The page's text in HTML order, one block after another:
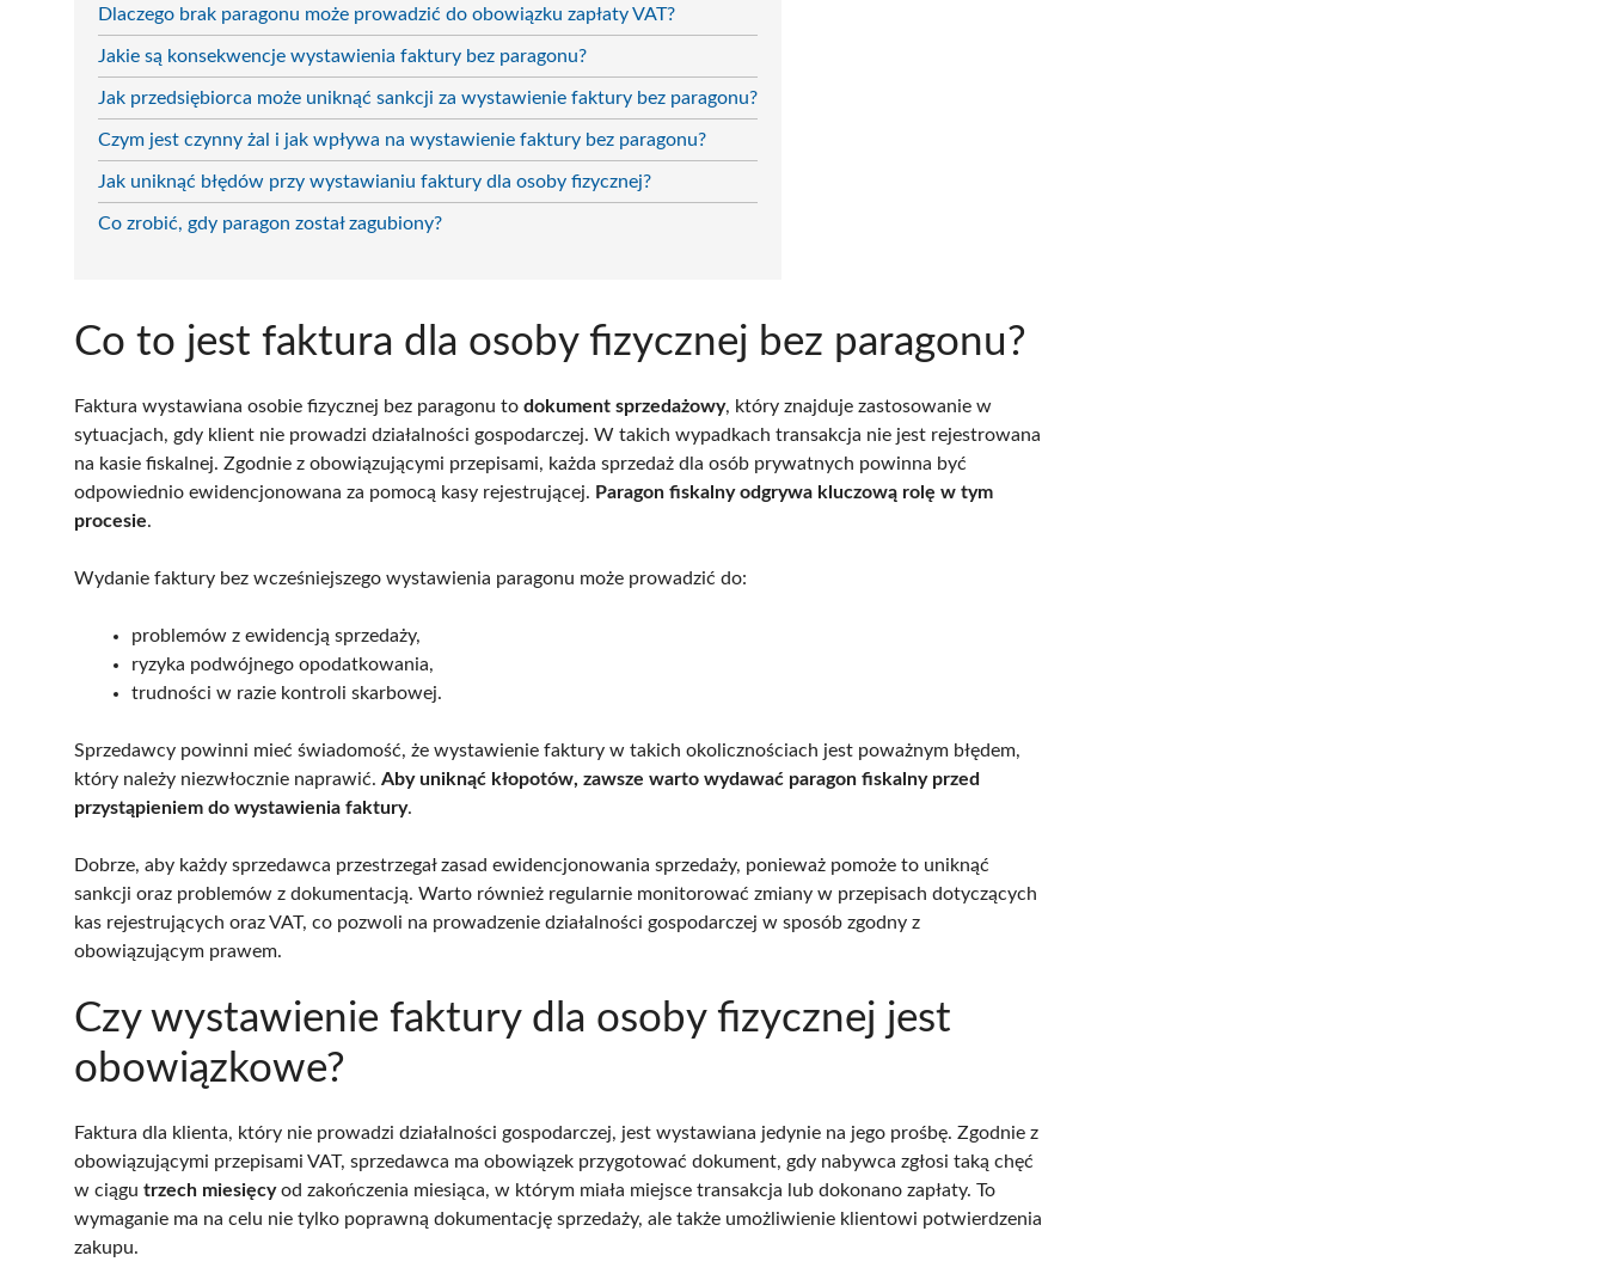
Dlaczego brak paragonu może prowadzić do obowiązku zapłaty VAT?
Jakie są konsekwencje wystawienia faktury bez paragonu?
Jak przedsiębiorca może uniknąć sankcji za wystawienie faktury bez paragonu?
Czym jest czynny żal i jak wpływa na wystawienie faktury bez paragonu?
Jak uniknąć błędów przy wystawianiu faktury dla osoby fizycznej?
Co zrobić, gdy paragon został zagubiony?
Co to jest faktura dla osoby fizycznej bez paragonu?
Faktura wystawiana osobie fizycznej bez paragonu to dokument sprzedażowy, który znajduje zastosowanie w
sytuacjach, gdy klient nie prowadzi działalności gospodarczej. W takich wypadkach transakcja nie jest rejestrowana
na kasie fiskalnej. Zgodnie z obowiązującymi przepisami, każda sprzedaż dla osób prywatnych powinna być
odpowiednio ewidencjonowana za pomocą kasy rejestrującej. Paragon fiskalny odgrywa kluczową rolę w tym
procesie.
Wydanie faktury bez wcześniejszego wystawienia paragonu może prowadzić do:
problemów z ewidencją sprzedaży,
ryzyka podwójnego opodatkowania,
trudności w razie kontroli skarbowej.
Sprzedawcy powinni mieć świadomość, że wystawienie faktury w takich okolicznościach jest poważnym błędem,
który należy niezwłocznie naprawić. Aby uniknąć kłopotów, zawsze warto wydawać paragon fiskalny przed
przystąpieniem do wystawienia faktury.
Dobrze, aby każdy sprzedawca przestrzegał zasad ewidencjonowania sprzedaży, ponieważ pomoże to uniknąć
sankcji oraz problemów z dokumentacją. Warto również regularnie monitorować zmiany w przepisach dotyczących
kas rejestrujących oraz VAT, co pozwoli na prowadzenie działalności gospodarczej w sposób zgodny z
obowiązującym prawem.
Czy wystawienie faktury dla osoby fizycznej jest
obowiązkowe?
Faktura dla klienta, który nie prowadzi działalności gospodarczej, jest wystawiana jedynie na jego prośbę. Zgodnie z
obowiązującymi przepisami VAT, sprzedawca ma obowiązek przygotować dokument, gdy nabywca zgłosi taką chęć
w ciągu trzech miesięcyod zakończenia miesiąca, w którym miała miejsce transakcja lub dokonano zapłaty. To
wymaganie ma na celu nie tylko poprawną dokumentację sprzedaży, ale także umożliwienie klientowi potwierdzenia
zakupu.